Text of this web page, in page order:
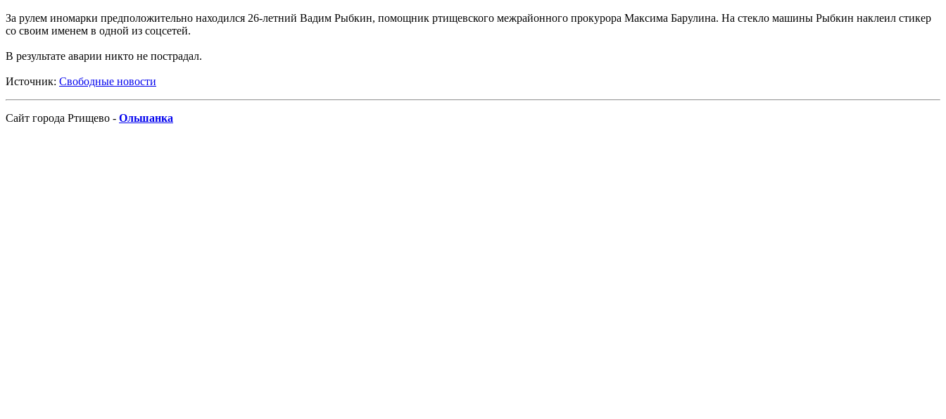
За рулем иномарки предположительно находился 26-летний Вадим Рыбкин, помощник ртищевского межрайонного прокурора Максима Барулина. На стекло машины Рыбкин наклеил стикер
со своим именем в одной из соцсетей.
В результате аварии никто не пострадал.
Источник: Свободные новости
Сайт города Ртищево - Ольшанка